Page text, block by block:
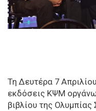
Τη Δευτέρα 7
εκδόσεις ΚΨΜ
βιβλίου της Ολυμπίας